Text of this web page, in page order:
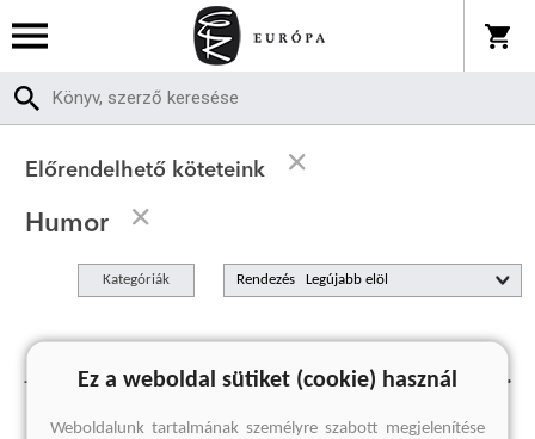
Előrendelhető köteteink
Humor
Kategóriák Rendezés
Jelenleg nincs előrendelhető termékünk.
Ez a weboldal sütiket (cookie) használ
Weboldalunk tartalmának személyre szabott megjelenítése